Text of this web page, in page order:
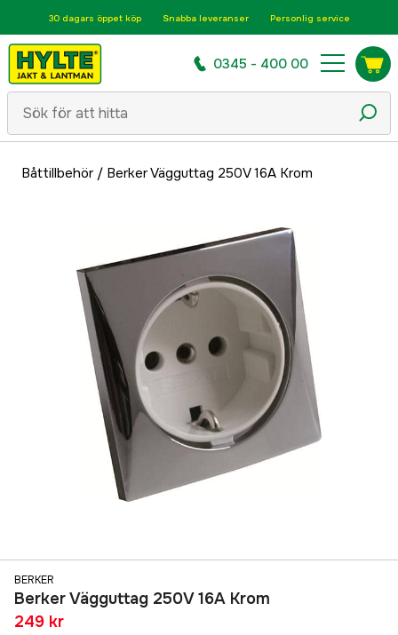
30 dagars öppet köp Snabba leveranser Personlig service
0345 - 400 00
Båttillbehör/ Berker Vägguttag 250V 16A Krom
BERKER
Berker Vägguttag 250V 16A Krom
249 kr